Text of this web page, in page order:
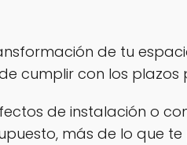
de tu
cumplir con los plazos
de instalación o
más de lo que